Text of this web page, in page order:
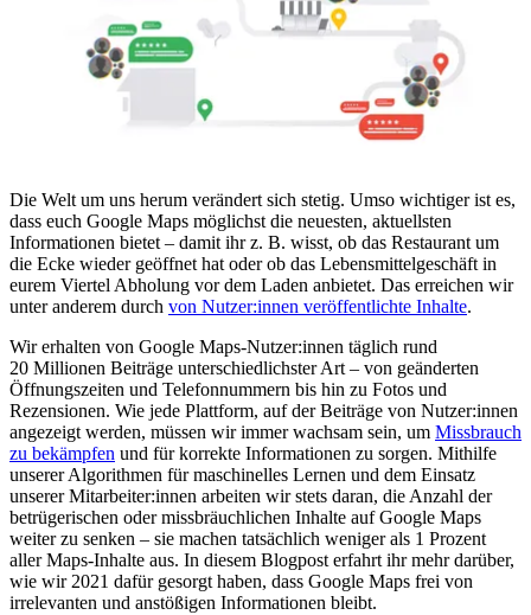
Die Welt um uns herum verändert sich stetig. Umso wichtiger ist es,
dass euch Google Maps möglichst die neuesten, aktuellsten
Informationen bietet – damit ihr z. B. wisst, ob das Restaurant um
die Ecke wieder geöffnet hat oder ob das Lebensmittelgeschäft in
eurem Viertel Abholung vor dem Laden anbietet. Das erreichen wir
unter anderem durch von Nutzer:innen veröffentlichte Inhalte.
Wir erhalten von Google Maps-Nutzer:innen täglich rund
20 Millionen Beiträge unterschiedlichster Art – von geänderten
Öffnungszeiten und Telefonnummern bis hin zu Fotos und
Rezensionen. Wie jede Plattform, auf der Beiträge von Nutzer:innen
angezeigt werden, müssen wir immer wachsam sein, um Missbrauch
zu bekämpfen und für korrekte Informationen zu sorgen. Mithilfe
unserer Algorithmen für maschinelles Lernen und dem Einsatz
unserer Mitarbeiter:innen arbeiten wir stets daran, die Anzahl der
betrügerischen oder missbräuchlichen Inhalte auf Google Maps
weiter zu senken – sie machen tatsächlich weniger als 1 Prozent
aller Maps-Inhalte aus. In diesem Blogpost erfahrt ihr mehr darüber,
wie wir 2021 dafür gesorgt haben, dass Google Maps frei von
irrelevanten und anstößigen Informationen bleibt.